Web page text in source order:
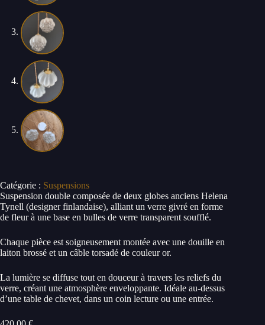
Catégorie : Suspensions
Suspension double composée de deux globes anciens Helena
Tynell (designer finlandaise), alliant un verre givré en forme
de fleur à une base en bulles de verre transparent soufflé.
Chaque pièce est soigneusement montée avec une douille en
laiton brossé et un câble torsadé de couleur or.
La lumière se diffuse tout en douceur à travers les reliefs du
verre, créant une atmosphère enveloppante. Idéale au-dessus
d’une table de chevet, dans un coin lecture ou une entrée.